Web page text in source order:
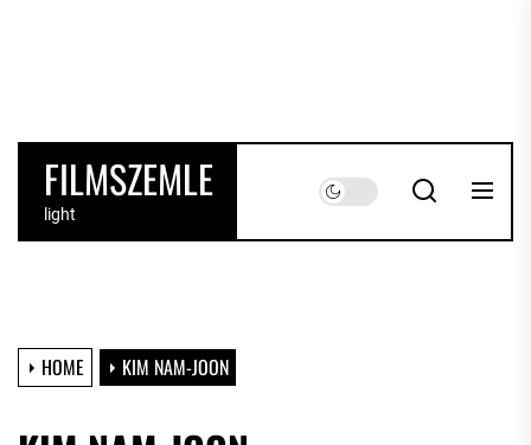
FILMSZEMLE
light
HOME KIM NAM-JOON